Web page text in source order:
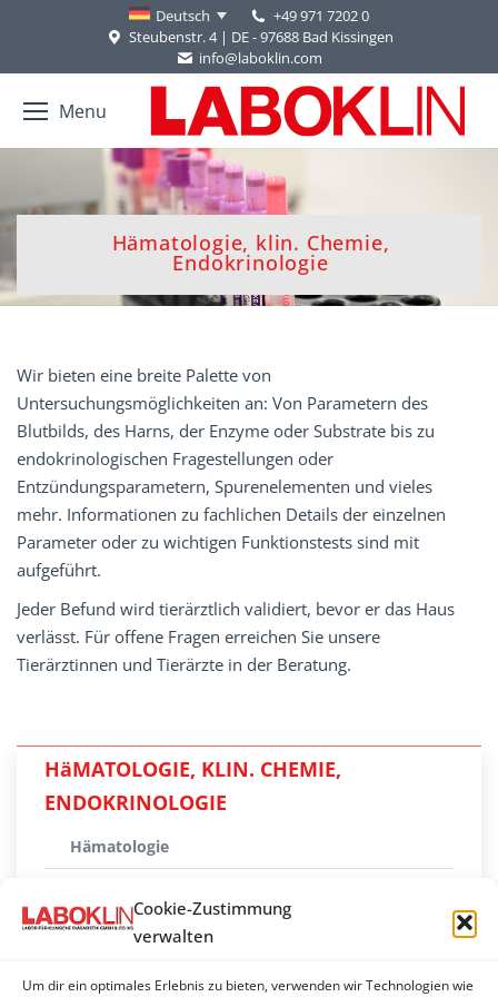
Cookie-Zustimmung
verwalten
Um dir ein optimales Erlebnis zu bieten, verwenden wir Technologien wie
Deutsch
+49 971 7202 0
Steubenstr. 4 | DE - 97688 Bad Kissingen
info@laboklin.com
Menu
Hämatologie, klin. Chemie,
Endokrinologie
Sie befinden sich hier:
Wir bieten eine breite Palette von
Untersuchungsmöglichkeiten an: Von Parametern des
Blutbilds, des Harns, der Enzyme oder Substrate bis zu
endokrinologischen Fragestellungen oder
Entzündungsparametern, Spurenelementen und vieles
mehr. Informationen zu fachlichen Details der einzelnen
Parameter oder zu wichtigen Funktionstests sind mit
aufgeführt.
Jeder Befund wird tierärztlich validiert, bevor er das Haus
verlässt. Für offene Fragen erreichen Sie unsere
Tierärztinnen und Tierärzte in der Beratung.
HäMATOLOGIE, KLIN. CHEMIE,
ENDOKRINOLOGIE
Hämatologie
Harnanalyse
Immunologische Untersuchungen /